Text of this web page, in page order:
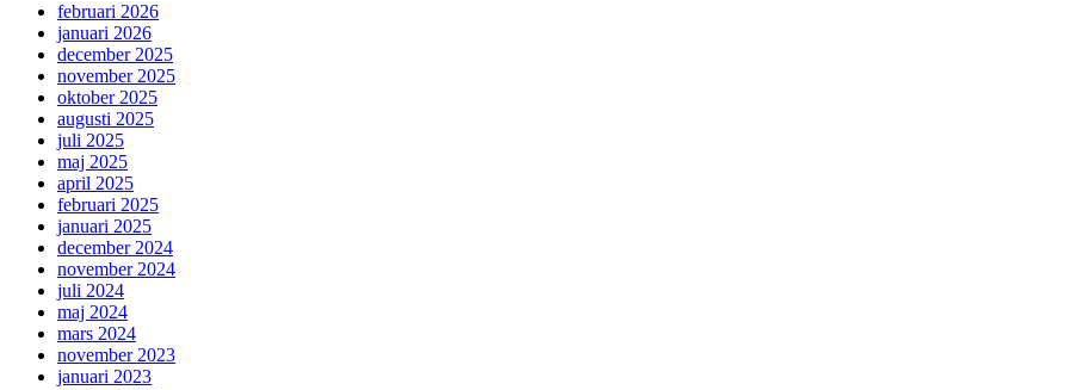
februari 2026
januari 2026
december 2025
november 2025
oktober 2025
augusti 2025
juli 2025
maj 2025
april 2025
februari 2025
januari 2025
december 2024
november 2024
juli 2024
maj 2024
mars 2024
november 2023
januari 2023